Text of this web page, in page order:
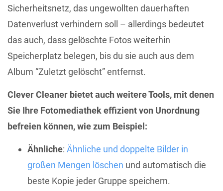
Sicherheitsnetz, das ungewollten dauerhaften
Datenverlust verhindern soll – allerdings bedeutet
das auch, dass gelöschte Fotos weiterhin
Speicherplatz belegen, bis du sie auch aus dem
Album “Zuletzt gelöscht” entfernst.
Clever Cleaner bietet auch weitere Tools, mit denen
Sie Ihre Fotomediathek effizient von Unordnung
befreien können, wie zum Beispiel:
Ähnliche: Ähnliche und doppelte Bilder in
großen Mengen löschen und automatisch die
beste Kopie jeder Gruppe speichern.